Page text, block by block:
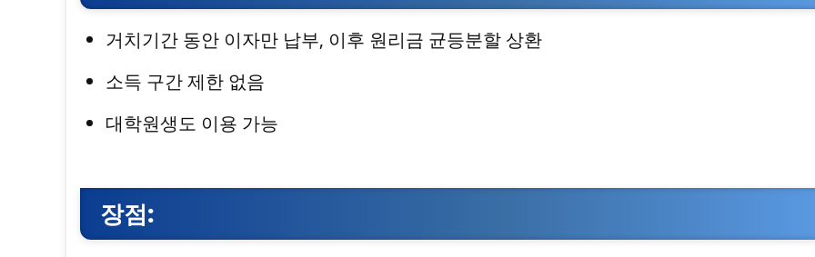
거치기간 동안 이자만 납부, 이후 원리금 균등분할 상환
소득 구간 제한 없음
대학원생도 이용 가능
장점: